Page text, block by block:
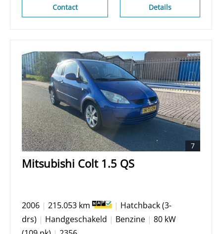
Details
Contact
7
Mitsubishi Colt 1.5 QS
2006 | 215.053 km | Hatchback (3-
drs) | Handgeschakeld | Benzine | 80 kW